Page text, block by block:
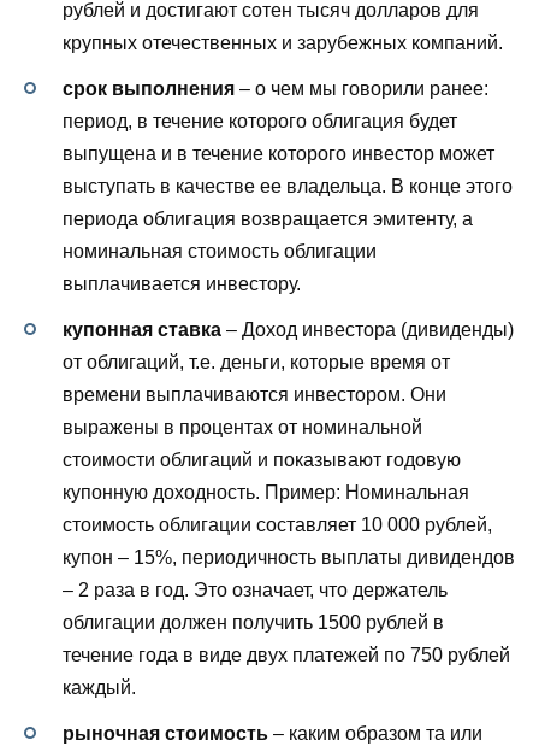
рублей и достигают сотен тысяч долларов для
крупных отечественных и зарубежных компаний.
срок выполнения – о чем мы говорили ранее:
период, в течение которого облигация будет
выпущена и в течение которого инвестор может
выступать в качестве ее владельца. В конце этого
периода облигация возвращается эмитенту, а
номинальная стоимость облигации
выплачивается инвестору.
купонная ставка – Доход инвестора (дивиденды)
от облигаций, т.е. деньги, которые время от
времени выплачиваются инвестором. Они
выражены в процентах от номинальной
стоимости облигаций и показывают годовую
купонную доходность. Пример: Номинальная
стоимость облигации составляет 10 000 рублей,
купон – 15%, периодичность выплаты дивидендов
– 2 раза в год. Это означает, что держатель
облигации должен получить 1500 рублей в
течение года в виде двух платежей по 750 рублей
каждый.
рыночная стоимость – каким образом та или